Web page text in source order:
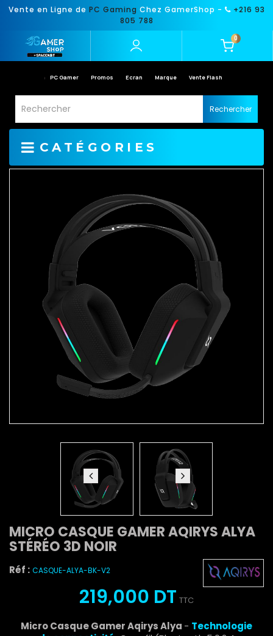
Vente en Ligne de PC Gaming Chez GamerShop -
+216 93
805 788
0
PC Gamer Promos Ecran Marque Vente Flash
Rechercher
CATÉGORIES
MICRO CASQUE GAMER AQIRYS ALYA
STÉRÉO 3D NOIR
Réf : CASQUE-ALYA-BK-V2
219,000 DT TTC
Micro Casque Gamer Aqirys Alya - Technologie